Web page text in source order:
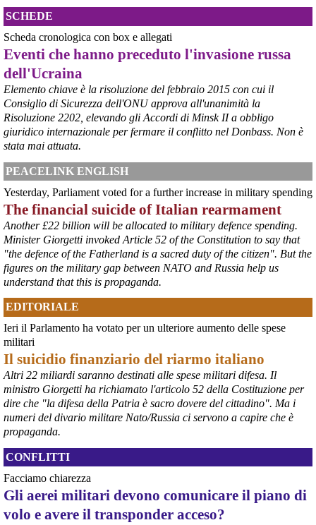
@peacelink - 6/8/2026 21:50
corriereditaranto.it/2026/08/0
Aprendo i lavori, il ministro Urso ha sottolineato come il Governo
debba necessariamente prendere atto della decisione della Corte
d’Appello di Milano, ricordando che il provvedimento è già stato
inserito nella data room della procedura di vendita. “Alla luce del
nuovo scenario – ha spiegato – Jindal ha presentato una proposta
aggiornata sull’intero perimetro aziendale che tiene conto della
chiusura dell’area a caldo e che i commissari stanno valutando”.
#ILVA #Taranto
borsaitaliana.it/borsa/notizie
Si sta ragionando su un piano B per Taranto dopo la chiusura
dell’area a caldo dell’ILVA?
#ILVA
@peacelink
6/8/2026 21:41
cronachetarantine.it/index.php
il Governo ha manifestato l’intenzione di predisporre un
provvedimento straordinario per attenuare le conseguenze
economiche e sociali della prevista fermata dell’area a caldo e ha
chiesto alle rappresentanze del territorio di formulare proposte
concrete per definirne i contenuti. Casartigiani valuta positivamente
questa disponibilità.
#
ILVA Taranto
SCHEDE
Scheda cronologica con box e allegati
Eventi che hanno preceduto l'invasione russa
dell'Ucraina
Elemento chiave è la risoluzione del febbraio 2015 con cui il
Consiglio di Sicurezza dell'ONU approva all'unanimità la
Risoluzione 2202, elevando gli Accordi di Minsk II a obbligo
giuridico internazionale per fermare il conflitto nel Donbass. Non è
stata mai attuata.
PEACELINK ENGLISH
Yesterday, Parliament voted for a further increase in military spending
The financial suicide of Italian rearmament
Another £22 billion will be allocated to military defence spending.
Minister Giorgetti invoked Article 52 of the Constitution to say that
"the defence of the Fatherland is a sacred duty of the citizen". But the
figures on the military gap between NATO and Russia help us
understand that this is propaganda.
EDITORIALE
Ieri il Parlamento ha votato per un ulteriore aumento delle spese
militari
Il suicidio finanziario del riarmo italiano
Altri 22 miliardi saranno destinati alle spese militari difesa. Il
ministro Giorgetti ha richiamato l'articolo 52 della Costituzione per
dire che "la difesa della Patria è sacro dovere del cittadino". Ma i
numeri del divario militare Nato/Russia ci servono a capire che è
propaganda.
CONFLITTI
Facciamo chiarezza
Gli aerei militari devono comunicare il piano di
volo e avere il transponder acceso?